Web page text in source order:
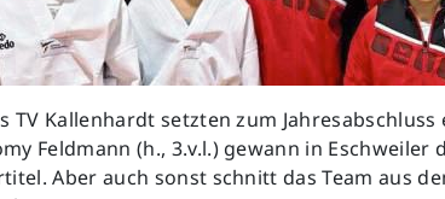
TV Kallenhardt setzten zum
Feldmann (h., 3.v.l.) gewann in Eschweiler
Aber auch sonst schnitt das Team aus